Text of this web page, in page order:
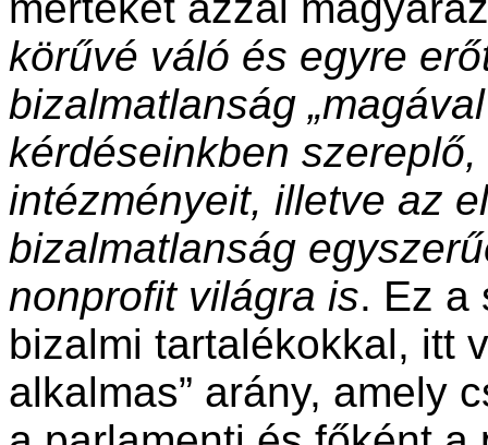
körűvé váló és egyre
bizalmatlanság
kérdéseinkben
intézményeit, illetve az
bizalmatlanság
nonprofit világra is. Ez a
bizalmi tartalékokkal, itt
alkalmas” arány, amely